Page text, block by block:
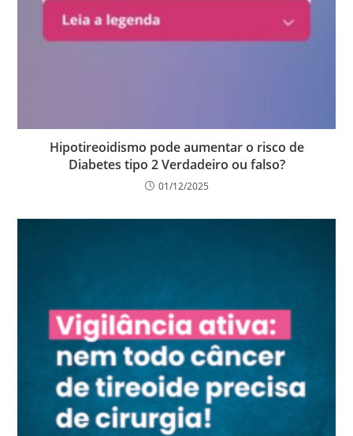
Hipotireoidismo pode aumentar o risco de
Diabetes tipo 2 Verdadeiro ou falso?
01/12/2025